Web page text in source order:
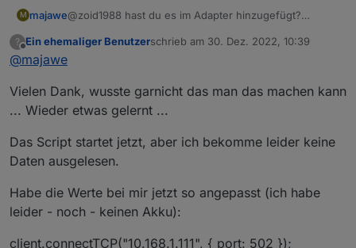
M majawe@zoid1988 hast du es im Adapter hinzugefügt?
?
Offline
Ein ehemaliger Benutzerschrieb am 30. Dez. 2022, 10:39
zuletzt editiert von
@majawe
Vielen Dank, wusste garnicht das man das machen kann
... Wieder etwas gelernt ...
Das Script startet jetzt, aber ich bekomme leider keine
Daten ausgelesen.
Habe die Werte bei mir jetzt so angepasst (ich habe
leider - noch - keinen Akku):
client.connectTCP("10.168.1.111", { port: 502 });